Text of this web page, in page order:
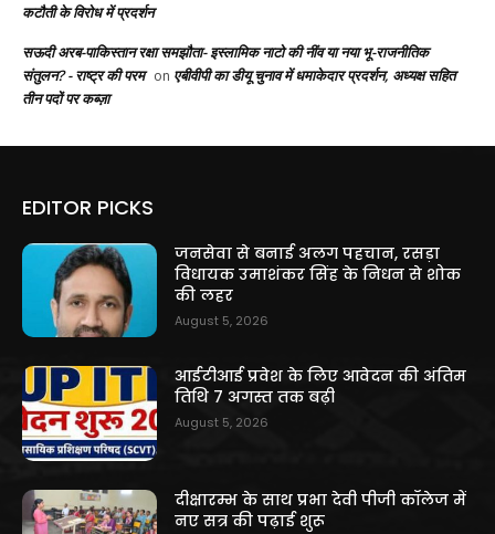
कटौती के विरोध में प्रदर्शन
सऊदी अरब-पाकिस्तान रक्षा समझौता- इस्लामिक नाटो की नींव या नया भू-राजनीतिक
संतुलन? - राष्ट्र की परम on एबीवीपी का डीयू चुनाव में धमाकेदार प्रदर्शन, अध्यक्ष सहित
तीन पदों पर कब्ज़ा
EDITOR PICKS
जनसेवा से बनाई अलग पहचान, रसड़ा
विधायक उमाशंकर सिंह के निधन से शोक
की लहर
August 5, 2026
आईटीआई प्रवेश के लिए आवेदन की अंतिम
तिथि 7 अगस्त तक बढ़ी
August 5, 2026
दीक्षारम्भ के साथ प्रभा देवी पीजी कॉलेज में
नए सत्र की पढ़ाई शुरू